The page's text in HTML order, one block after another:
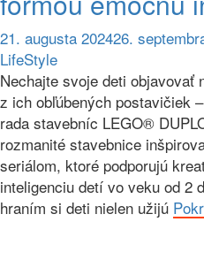
21. augusta 202426.
LifeStyle
Nechajte svoje deti objavovať
z ich obľúbených postavičiek
rada stavebníc LEGO®
rozmanité stavebnice
seriálom, ktoré podporujú
inteligenciu detí vo veku od 2
hraním si deti nielen užijú